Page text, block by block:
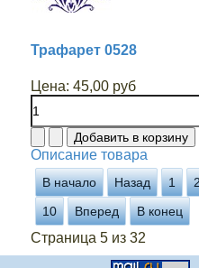
Трафарет 0528
Цена: 45,00 руб
Описание товара
В начало Назад 1
10
Вперед В конец
Страница 5 из 32